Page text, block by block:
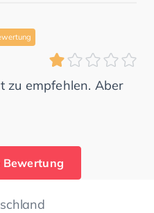
zu empfehlen. Aber
Bewertung